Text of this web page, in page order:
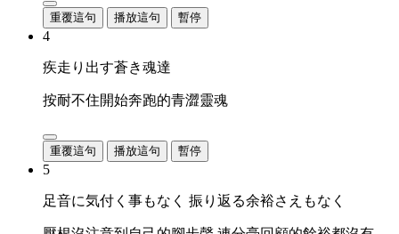
重覆這句 播放這句 暫停
4
疾走り出す蒼き魂達
按耐不住開始奔跑的青澀靈魂
重覆這句 播放這句 暫停
5
足音に気付く事もなく 振り返る余裕さえもなく